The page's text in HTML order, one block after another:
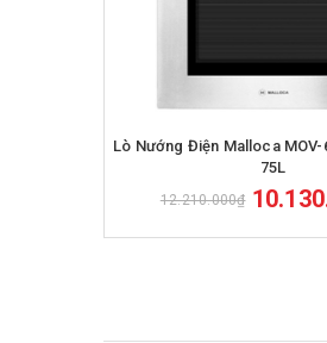
Lò Nướng Điện Malloca MOV-
75L
12.210.000₫